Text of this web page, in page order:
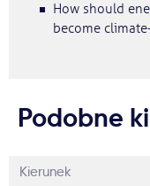
How should
become
Podobne
Kierunek